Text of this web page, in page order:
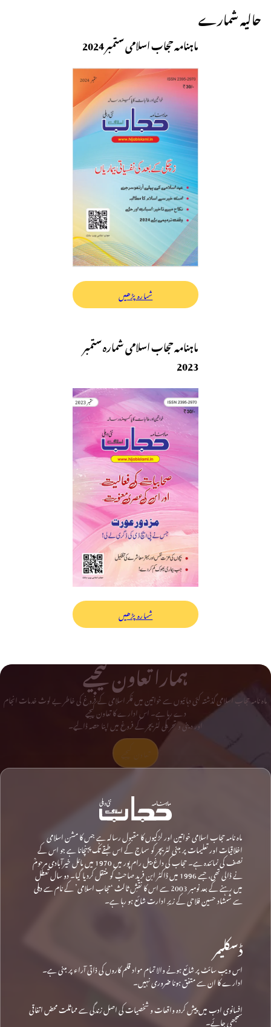
حالیہ شمارے
ماہنامہ حجاب اسلامی ستمبر 2024
شمارہ پڑھیں
ماہنامہ حجاب اسلامی شمارہ ستمبر
2023
شمارہ پڑھیں
ہمارا تعاون کیجیے
ماہ نامہ حجاب اسلامی گذشتہ کئی دہائیوں سے خواتین میں فکر اسلامی کے فروغ کی خاطر بے لوث خدمات انجام
دے رہا ہے۔ اس ادارے کا تعاون کیجیے
اور دینی و تحریکی لٹریچر کے فروغ میں اپنا حصہ ڈالیے۔
ماہ نامہ حجاب اسلامی خواتین اور لڑکیوں کا مقبول رسالہ ہے جس کا مشن اسلامی
اخلاقیات اور تعلیمات پر مبنی لٹریچر کو سماج کے اس طبقے تک پہنچانا ہے جو اس کے
نصف کی نمائندہ ہے۔ حجاب کی داغ بیل رام پور میں 1970 میں مائل خیرآبادی مرحومؒ
نے ڈالی تھی، جسے 1996 میں ڈاکٹر ابن فرید صاحبؒ کو منتقل کردیا گیا۔ دو سال تعطل
میں رہنے کے بعد نومبر 2003 سے اس کا نقشِ ثالث ‘حجاب اسلامی’ کے نام سے دہلی
سے شمشاد حسین فلاحی کے زیرِ ادارت شائع ہو رہا ہے۔
ڈسکلیمر
اس ویب سائٹ پر شائع ہونے والا تمام مواد قلم کاروں کی ذاتی آراء پر مبنی ہے۔
ادارے کا ان سے متفق ہونا ضروری نہیں۔
افسانوی ادب میں پیش کردہ واقعات و شخصیات کی اصل زندگی سے مماثلت محض اتفاقی
سمجھی جائے۔